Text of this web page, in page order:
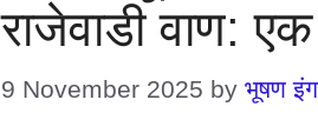
राजेवाडी वाण: एक
9 November 2025 by भूषण